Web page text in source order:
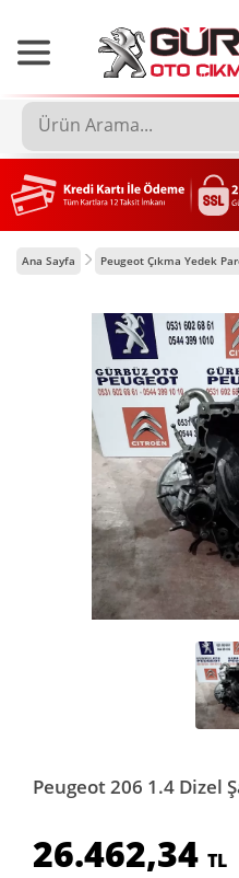
Ana Sayfa Peugeot Çıkma Yedek
Peugeot 206 1.4 Dizel
26.462,34 TL